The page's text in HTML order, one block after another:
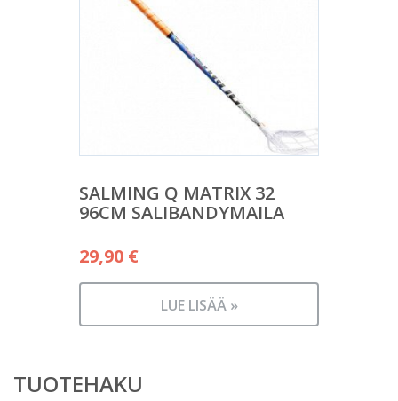
SALMING Q MATRIX 32
96CM SALIBANDYMAILA
29,90 €
LUE LISÄÄ »
TUOTEHAKU